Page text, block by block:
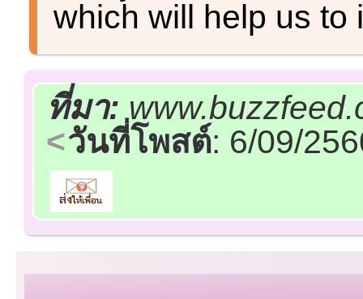
which will help us to
ที่มา:
วันที่โพสต์: 6/09/